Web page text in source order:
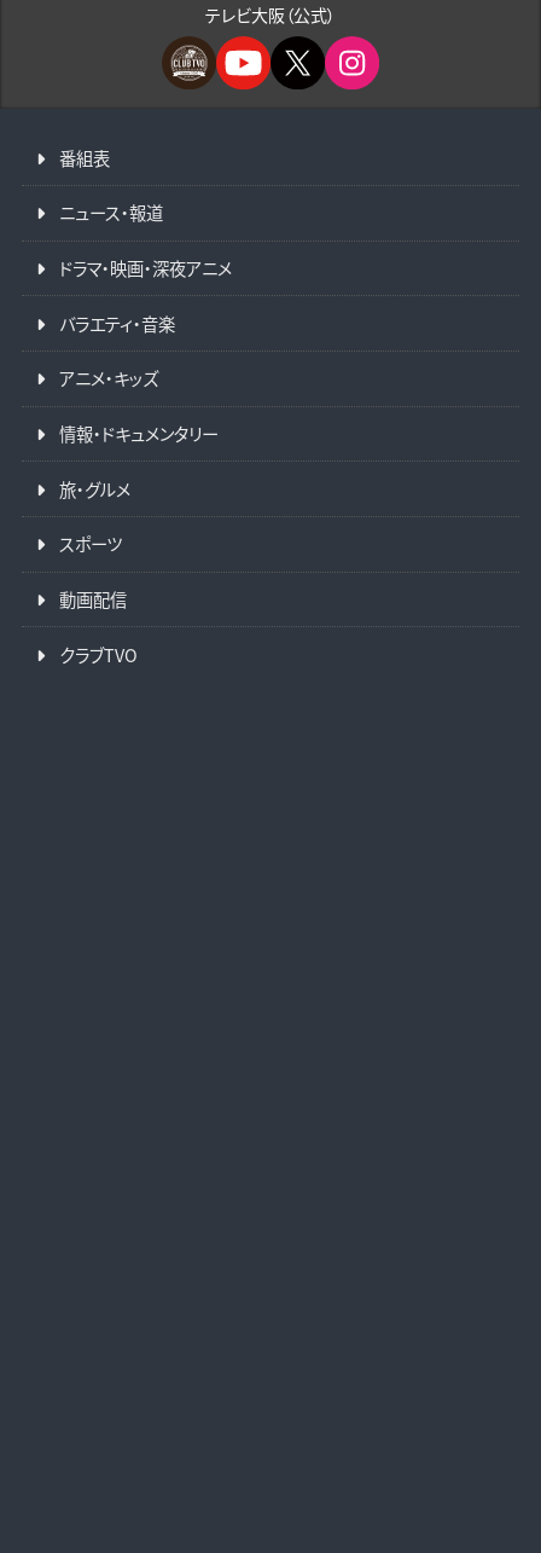
テレビ大阪（公式）
番組表
ニュース・報道
ドラマ・映画・深夜アニメ
バラエティ・音楽
アニメ・キッズ
情報・ドキュメンタリー
旅・グルメ
スポーツ
動画配信
クラブTVO